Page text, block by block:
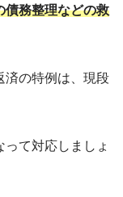
債務整理などの救
済の特例は、現段
て対応しましょ